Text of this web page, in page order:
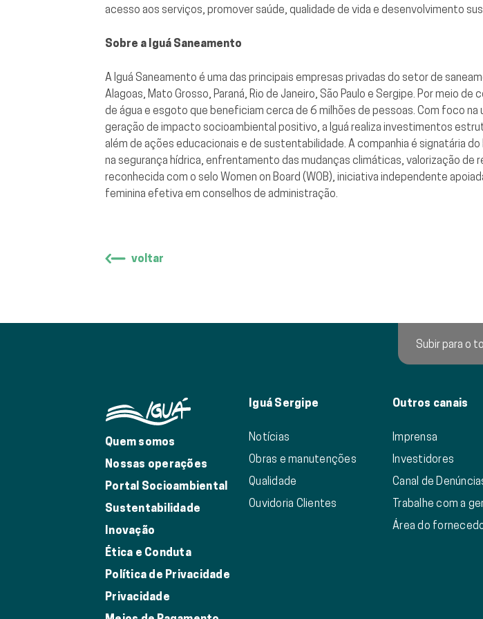
acesso aos serviços, promover saúde, qualidade de vida e desenvolvimento
Sobre a Iguá Saneamento
A Iguá Saneamento é uma das principais empresas privadas do setor de
Alagoas, Mato Grosso, Paraná, Rio de Janeiro, São Paulo e Sergipe. Por meio
de água e esgoto que beneficiam cerca de 6 milhões de pessoas. Com foco
geração de impacto socioambiental positivo, a Iguá realiza investimentos
além de ações educacionais e de sustentabilidade. A companhia é signatária
na segurança hídrica, enfrentamento das mudanças climáticas, valorização de
reconhecida com o selo Women on Board (WOB), iniciativa independente
feminina efetiva em conselhos de administração.
voltar
Quem somos
Nossas operações
Portal Socioambiental
Sustentabilidade
Inovação
Ética e Conduta
Política de Privacidade
Privacidade
Iguá Sergipe
Notícias
Obras e manutenções
Qualidade
Ouvidoria Clientes
Outros canais
Imprensa
Investidores
Canal de
Trabalhe com a
Área do
Subir para o